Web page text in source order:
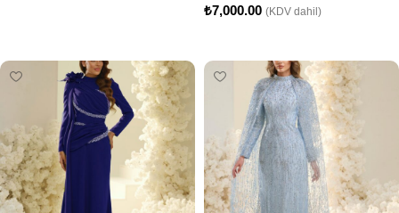
₺7,000.00 (KDV dahil)